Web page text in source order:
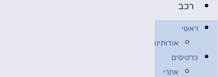
רכב
ראשי
אודותינו
כרטיסים
אתרי